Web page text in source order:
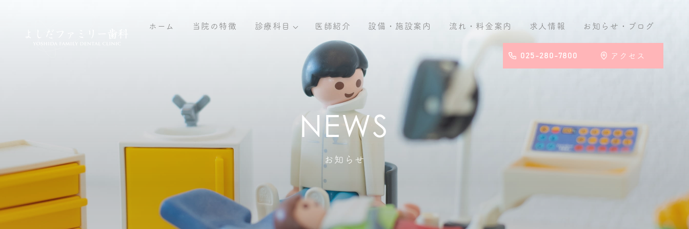
ホーム 当院の特徴 診療科目 医師紹介 設備・施設案内 流れ・料金案内 求人情報 お知らせ ・ブログ
025-280-7800 アクセス
お知らせ